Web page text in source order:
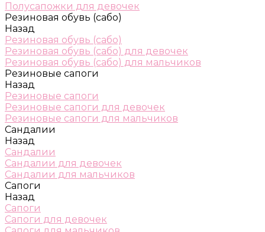
Полусапожки для девочек
Резиновая обувь (сабо)
Назад
Резиновая обувь (сабо)
Резиновая обувь (сабо) для девочек
Резиновая обувь (сабо) для мальчиков
Резиновые сапоги
Назад
Резиновые сапоги
Резиновые сапоги для девочек
Резиновые сапоги для мальчиков
Сандалии
Назад
Сандалии
Сандалии для девочек
Сандалии для мальчиков
Сапоги
Назад
Сапоги
Сапоги для девочек